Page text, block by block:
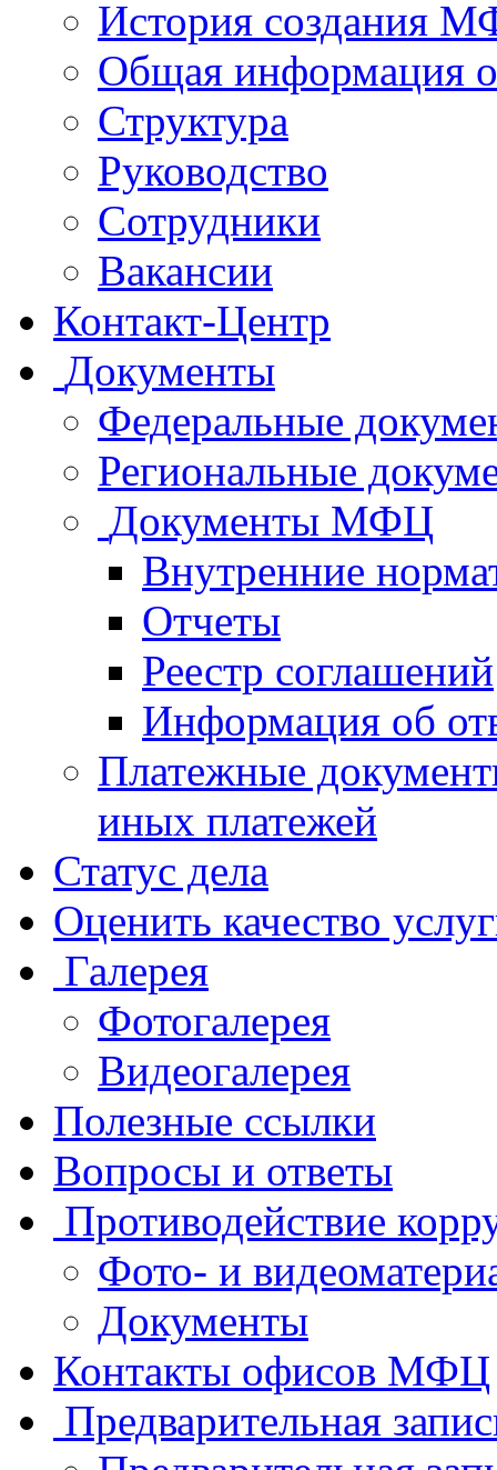
История создания
Общая
Структура
Руководство
Сотрудники
Вакансии
Контакт-Центр
Документы
Федеральные
Региональные
Документы МФЦ
Внутренние
Отчеты
Реестр соглашений
Информация об
Платежные
иных платежей
Статус дела
Оценить качество
Галерея
Фотогалерея
Видеогалерея
Полезные ссылки
Вопросы и ответы
Противодействие
Фото- и
Документы
Контакты офисов МФЦ
Предварительная